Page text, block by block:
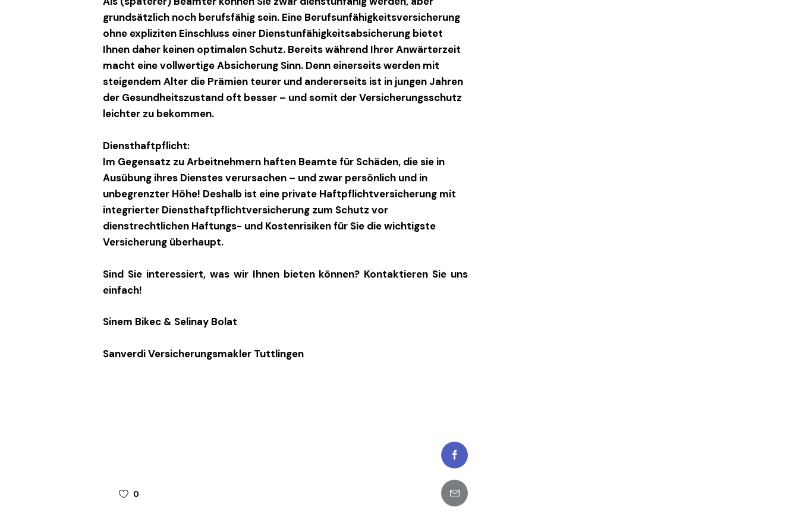
grundsätzlich noch berufsfähig sein. Eine Berufsunfähigkeitsversicherung
ohne expliziten Einschluss einer Dienstunfähigkeitsabsicherung bietet
Ihnen daher keinen optimalen Schutz. Bereits während Ihrer Anwärterzeit
macht eine vollwertige Absicherung Sinn. Denn einerseits werden mit
steigendem Alter die Prämien teurer und andererseits ist in jungen Jahren
der Gesundheitszustand oft besser – und somit der Versicherungsschutz
leichter zu bekommen.
Diensthaftpflicht:
Im Gegensatz zu Arbeitnehmern haften Beamte für Schäden, die sie in
Ausübung ihres Dienstes verursachen – und zwar persönlich und in
unbegrenzter Höhe! Deshalb ist eine private Haftpflichtversicherung mit
integrierter Diensthaftpflichtversicherung zum Schutz vor
dienstrechtlichen Haftungs- und Kostenrisiken für Sie die wichtigste
Versicherung überhaupt.
Sind Sie interessiert, was wir Ihnen bieten können? Kontaktieren Sie uns
einfach!
Sinem Bikec & Selinay Bolat
Sanverdi Versicherungsmakler Tuttlingen
0
Facebook
Share-